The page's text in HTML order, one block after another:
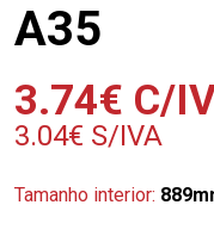
A35
3.74€ C/
3.04€ S/IVA
Tamanho interior: